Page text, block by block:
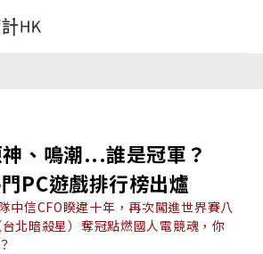
、鳴潮...誰是冠軍？
PC遊戲排行榜出爐
中信CFO睽違十年，再次闖進世界賽八
北暗殺星）奪冠點燃國人電競魂，你